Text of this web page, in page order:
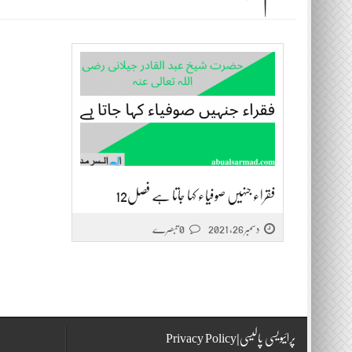
فقراء جنہیں صوفیاء کہا جاتا ہے فصل12
دسمبر 26, 2021
پرائیویسی پالیسی|Privacy Policy